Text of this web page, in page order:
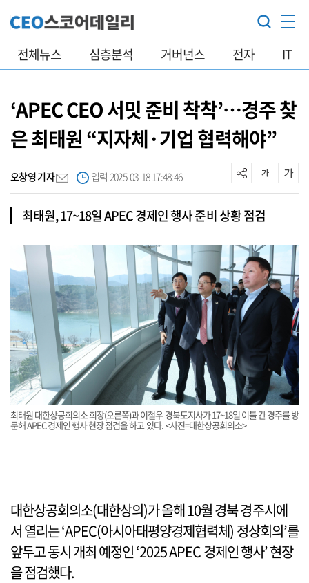
전체뉴스 심층분석 거버넌스 전자 IT
‘APEC CEO 서밋 준비 착착’…경주 찾
은 최태원 “지자체·기업 협력해야”
오창영 기자 입력 2025-03-18 17:48:46
최태원, 17~18일 APEC 경제인 행사 준비 상황 점검
최태원 대한상공회의소 회장(오른쪽)과 이철우 경북도지사가 17~18일 이틀 간 경주를 방
문해 APEC 경제인 행사 현장 점검을 하고 있다. <사진=대한상공회의소>
대한상공회의소(대한상의)가 올해 10월 경북 경주시에
서 열리는 ‘APEC(아시아태평양경제협력체) 정상회의’를
앞두고 동시 개최 예정인 ‘2025 APEC 경제인 행사’ 현장
을 점검했다.